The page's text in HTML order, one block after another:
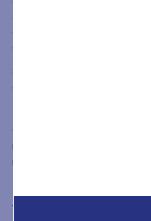
aggiuntivi per mancate
espresso, addebiti che in caso
cliente stesso.
8.7 Blu Moret Wellness Spa non
causati dal vettore ai prodotti
9. Responsabilità
9.1 Blu Moret Wellnes Spa non
responsabilità per i disservizi
maggiore quali incidenti,
serrate, terremoti, alluvioni ed
impedissero, in tutto o in parte,
tempi concordati al contratto.